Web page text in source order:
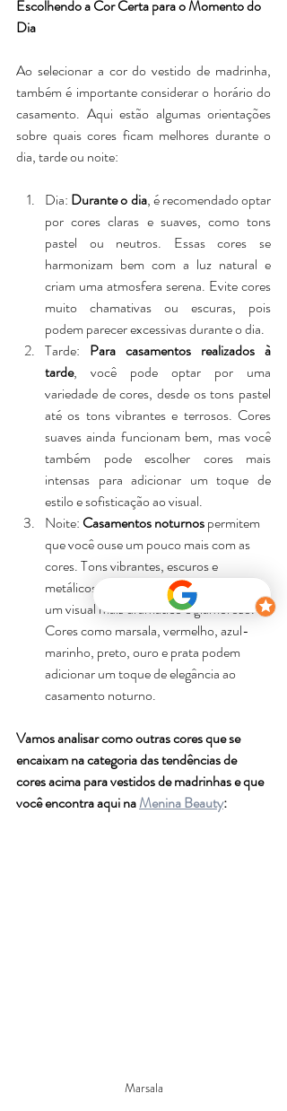
Escolhendo a Cor Certa para o Momento do
Dia
Ao selecionar a cor do vestido de madrinha,
também é importante considerar o horário do
casamento. Aqui estão algumas orientações
sobre quais cores ficam melhores durante o
dia, tarde ou noite:
Dia: Durante o dia, é recomendado optar
por cores claras e suaves, como tons
pastel ou neutros. Essas cores se
harmonizam bem com a luz natural e
criam uma atmosfera serena. Evite cores
muito chamativas ou escuras, pois
podem parecer excessivas durante o dia.
Tarde: Para casamentos realizados à
tarde, você pode optar por uma
variedade de cores, desde os tons pastel
até os tons vibrantes e terrosos. Cores
suaves ainda funcionam bem, mas você
também pode escolher cores mais
intensas para adicionar um toque de
estilo e sofisticação ao visual.
Noite: Casamentos noturnos permitem
que você ouse um pouco mais com as
cores. Tons vibrantes, escuros e
metálicos são ótimas escolhas para criar
um visual mais dramático e glamoroso.
Cores como marsala, vermelho, azul-
marinho, preto, ouro e prata podem
adicionar um toque de elegância ao
casamento noturno.
Vamos analisar como outras cores que se
encaixam na categoria das tendências de
cores acima para vestidos de madrinhas e que
você encontra aqui na Menina Beauty:
Marsala